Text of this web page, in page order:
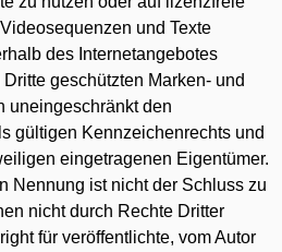
und Texte
des Internetangebotes
geschützten Marken- und
uneingeschränkt den
gültigen Kennzeichenrechts und
eingetragenen Eigentümer.
Nennung ist nicht der Schluss zu
nicht durch Rechte Dritter
für veröffentlichte, vom Autor